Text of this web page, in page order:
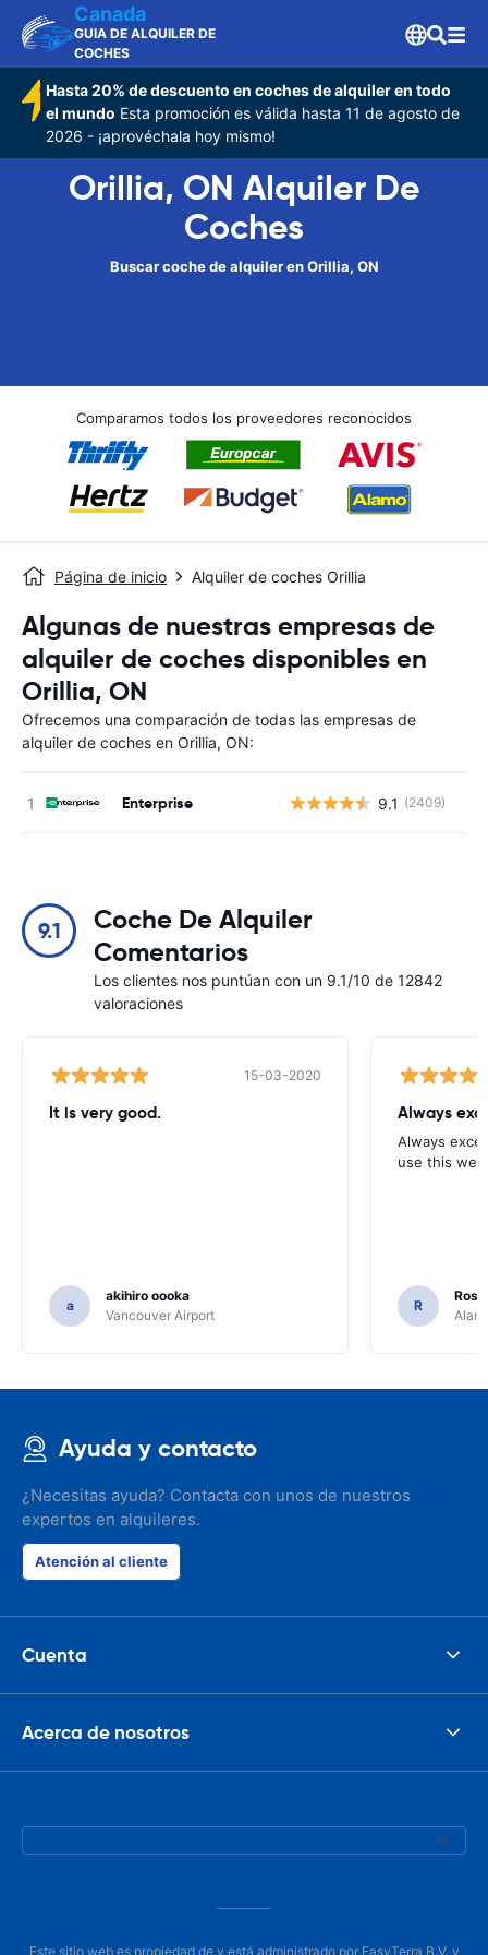
Canada
GUIA DE ALQUILER DE
COCHES
Hasta 20% de descuento en coches de alquiler en todo
el mundo Esta promoción es válida hasta 11 de agosto de
2026 - ¡aprovéchala hoy mismo!
Orillia, ON Alquiler De
Coches
Buscar coche de alquiler en Orillia, ON
Comparamos todos los proveedores reconocidos
Página de inicio Alquiler de coches Orillia
Algunas de nuestras empresas de
alquiler de coches disponibles en
Orillia, ON
Ofrecemos una comparación de todas las empresas de
alquiler de coches en Orillia, ON:
Enterprise 9.1 (2409)
9.1
Coche De Alquiler
Comentarios
Los clientes nos puntúan con un 9.1/10 de 12842
valoraciones
15-03-2020
It is very good.
a
akihiro oooka
Vancouver Airport
Always
Always
use this
R
Ayuda y contacto
¿Necesitas ayuda? Contacta con unos de nuestros
expertos en alquileres.
Atención al cliente
Cuenta
Acerca de nosotros
Este sitio web es propiedad de y está administrado por EasyTerra B.V. y